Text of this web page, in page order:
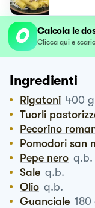
Calcola le
Clicca qui e
Ingredienti
Rigatoni 400 g
Tuorli
Pecorino
Pomodori san
Pepe nero q.b.
Sale q.b.
Olio q.b.
Guanciale 180